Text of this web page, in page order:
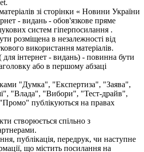
зі сторінки « Новини України
- видань - обов'язкове пряме
систем гіперпосилання .
розміщена в незалежності від
використання матеріалів.
для інтернет - видань) - повинна бути
або в першому абзаці
"Думка", "Експертиза", "Заява",
"Влада", "Вибори", "Тест-драйв",
публікуються на правах
створюється спільно з
публікація, передрук, чи наступне
що містить посилання на